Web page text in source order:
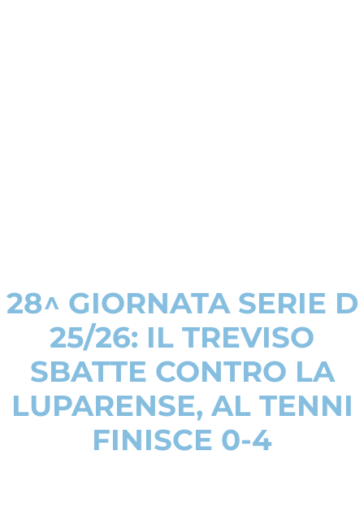
28^ GIORNATA SERIE D
25/26: IL TREVISO
SBATTE CONTRO LA
LUPARENSE, AL TENNI
FINISCE 0-4